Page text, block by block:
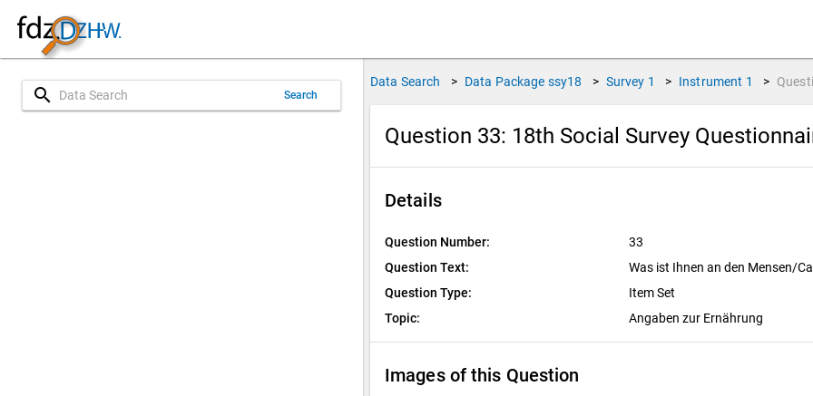
search Search
Data Search > Data Package ssy18 > Survey 1 > Instrument 1 >
Question 33: 18th Social Survey
Details
Question Number:
33
Question Text:
Was ist Ihnen an den Mensen/
Question Type:
Item Set
Topic:
Angaben zur Ernährung
Images of this Question